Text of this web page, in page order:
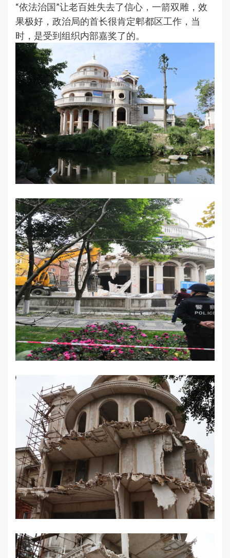
“依法治国”让老百姓失去了信心，一箭双雕，效
果极好，政治局的首长很肯定郫都区工作，当
时，是受到组织内部嘉奖了的。